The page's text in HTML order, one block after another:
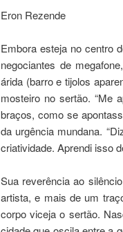
Eron Rezende
Embora esteja no centro
negociantes de
árida (barro e tijolos
mosteiro no sertão. “Me
braços, como se
da urgência mundana.
criatividade. Aprendi isso
Sua reverência ao
artista, e mais de um
corpo viceja o sertão.